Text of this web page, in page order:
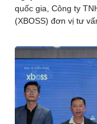
quốc gia, Công ty
(XBOSS) đơn vị tư